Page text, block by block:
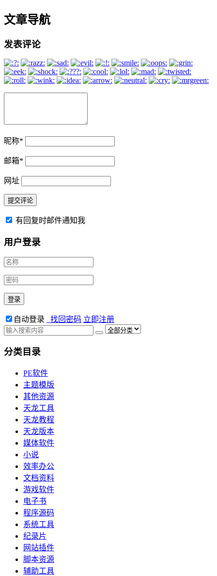
文章导航
发表评论
昵称*
邮箱*
网址
有回复时邮件通知我
用户登录
自动登录 找回密码 立即注册
分类目录
PE软件
主题模版
其他资源
天龙工具
天龙教程
天龙版本
媒体软件
小说
效率办公
文档资料
游戏软件
电子书
程序源码
系统工具
纪录片
网站插件
脚本资源
辅助工具